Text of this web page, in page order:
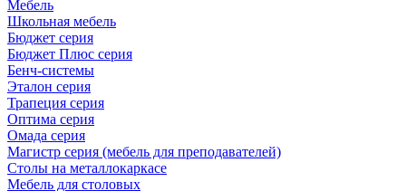
Мебель
Школьная мебель
Бюджет серия
Бюджет Плюс серия
Бенч-системы
Эталон серия
Трапеция серия
Оптима серия
Омада серия
Магистр серия (мебель для преподавателей)
Столы на металлокаркасе
Мебель для столовых